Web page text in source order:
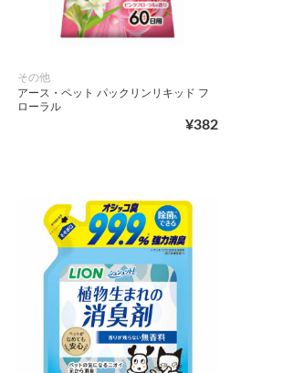
その他
アース・ペット パックリンリキッド フ
ローラル
¥382